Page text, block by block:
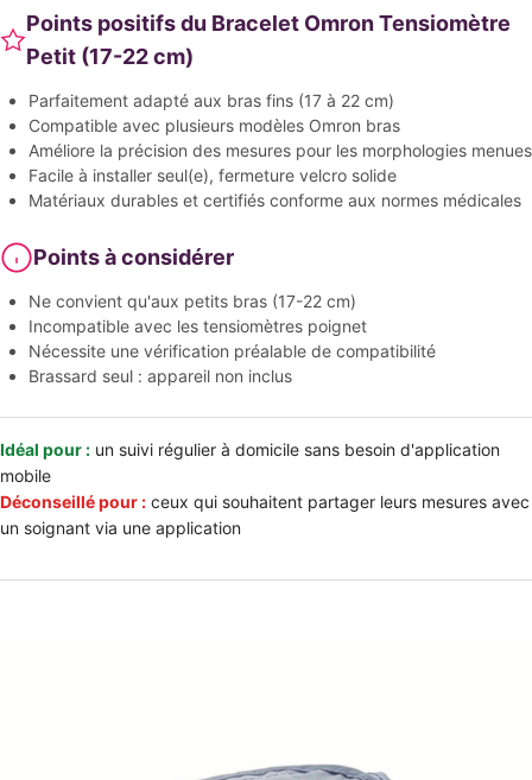
Points positifs du Bracelet Omron Tensiomètre
Petit (17-22 cm)
Parfaitement adapté aux bras fins (17 à 22 cm)
Compatible avec plusieurs modèles Omron bras
Améliore la précision des mesures pour les morphologies menues
Facile à installer seul(e), fermeture velcro solide
Matériaux durables et certifiés conforme aux normes médicales
Points à considérer
Ne convient qu'aux petits bras (17-22 cm)
Incompatible avec les tensiomètres poignet
Nécessite une vérification préalable de compatibilité
Brassard seul : appareil non inclus
Idéal pour : un suivi régulier à domicile sans besoin d'application
mobile
Déconseillé pour : ceux qui souhaitent partager leurs mesures avec
un soignant via une application